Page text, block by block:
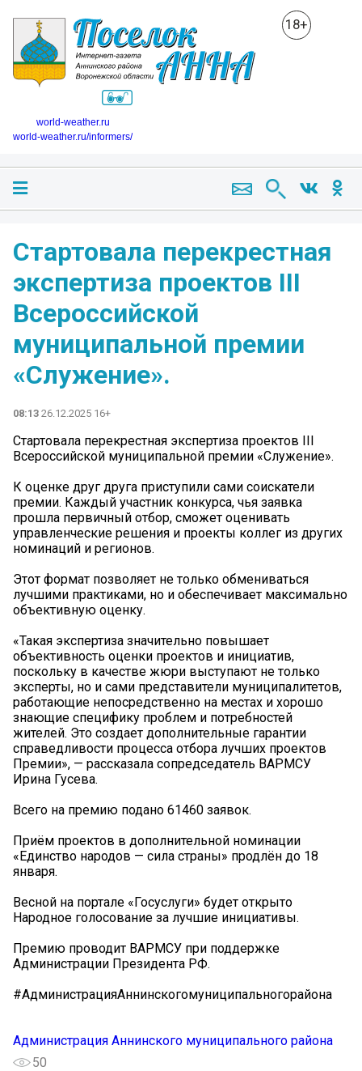
18+
world-weather.ru
world-weather.ru/informers/
Стартовала перекрестная
экспертиза проектов III
Всероссийской
муниципальной премии
«Служение».
08:13 26.12.2025 16+
Стартовала перекрестная экспертиза проектов III
Всероссийской муниципальной премии «Служение».
К оценке друг друга приступили сами соискатели
премии. Каждый участник конкурса, чья заявка
прошла первичный отбор, сможет оценивать
управленческие решения и проекты коллег из других
номинаций и регионов.
Этот формат позволяет не только обмениваться
лучшими практиками, но и обеспечивает максимально
объективную оценку.
«Такая экспертиза значительно повышает
объективность оценки проектов и инициатив,
поскольку в качестве жюри выступают не только
эксперты, но и сами представители муниципалитетов,
работающие непосредственно на местах и хорошо
знающие специфику проблем и потребностей
жителей. Это создает дополнительные гарантии
справедливости процесса отбора лучших проектов
Премии», — рассказала сопредседатель ВАРМСУ
Ирина Гусева.
Всего на премию подано 61460 заявок.
Приём проектов в дополнительной номинации
«Единство народов — сила страны» продлён до 18
января.
Весной на портале «Госуслуги» будет открыто
Народное голосование за лучшие инициативы.
Премию проводит ВАРМСУ при поддержке
Администрации Президента РФ.
#АдминистрацияАннинскогомуниципальногорайона
Администрация Аннинского муниципального района
50